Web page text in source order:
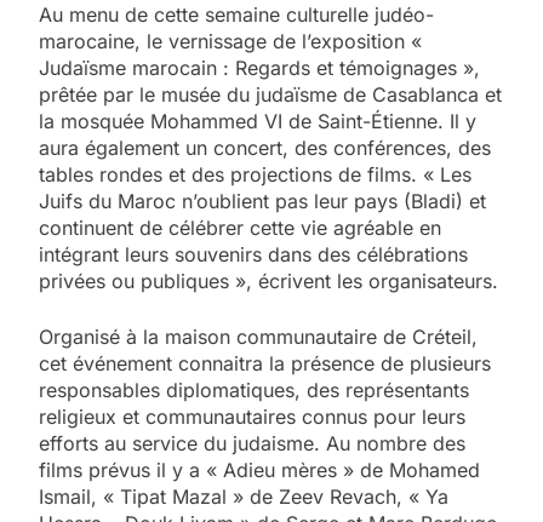
Au menu de cette semaine culturelle judéo-
marocaine, le vernissage de l’exposition «
Judaïsme marocain : Regards et témoignages »,
prêtée par le musée du judaïsme de Casablanca et
la mosquée Mohammed VI de Saint-Étienne. Il y
aura également un concert, des conférences, des
tables rondes et des projections de films. « Les
Juifs du Maroc n’oublient pas leur pays (Bladi) et
continuent de célébrer cette vie agréable en
intégrant leurs souvenirs dans des célébrations
privées ou publiques », écrivent les organisateurs.
Organisé à la maison communautaire de Créteil,
cet événement connaitra la présence de plusieurs
responsables diplomatiques, des représentants
religieux et communautaires connus pour leurs
efforts au service du judaisme. Au nombre des
films prévus il y a « Adieu mères » de Mohamed
Ismail, « Tipat Mazal » de Zeev Revach, « Ya